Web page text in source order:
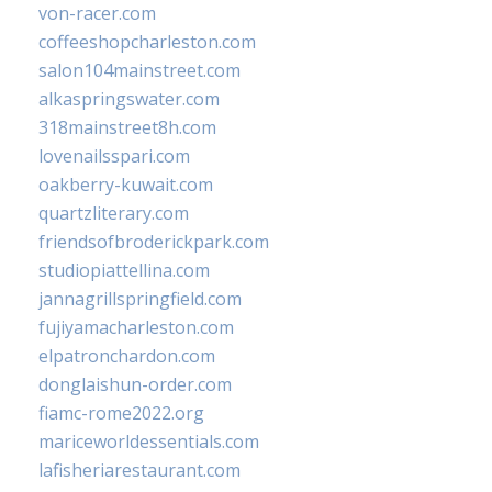
von-racer.com
coffeeshopcharleston.com
salon104mainstreet.com
alkaspringswater.com
318mainstreet8h.com
lovenailsspari.com
oakberry-kuwait.com
quartzliterary.com
friendsofbroderickpark.com
studiopiattellina.com
jannagrillspringfield.com
fujiyamacharleston.com
elpatronchardon.com
donglaishun-order.com
fiamc-rome2022.org
mariceworldessentials.com
lafisheriarestaurant.com